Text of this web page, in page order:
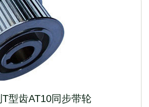
T型齿AT10同步带轮